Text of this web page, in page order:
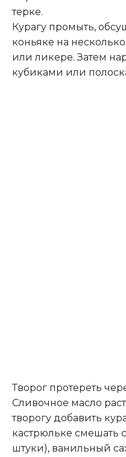
терке.
Курагу промыть,
коньяке на
или ликере. Затем
кубиками или
Творог протереть
Сливочное масло
творогу добавить
кастрюльке смешать
штуки), ванильный